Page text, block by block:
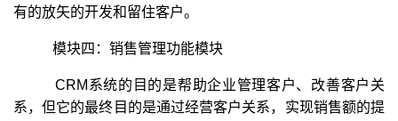
有的放矢的开发和留住客户。
模块四：销售管理功能模块
CRM系统的目的是帮助企业管理客户、改善客户关
系，但它的最终目的是通过经营客户关系，实现销售额的提